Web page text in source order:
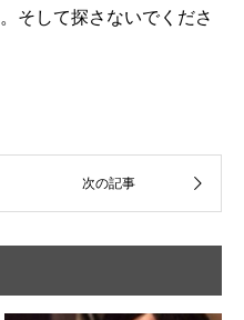
そして探さないでくださ